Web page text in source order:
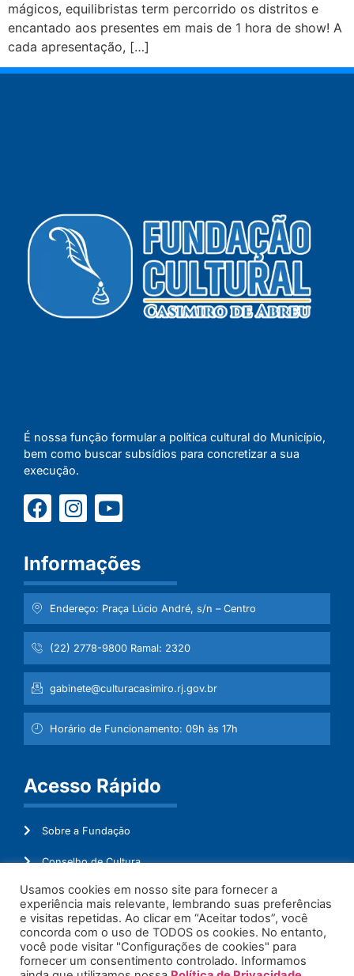
mágicos, equilibristas term percorrido os distritos e
encantado aos presentes em mais de 1 hora de show! A
cada apresentação, […]
É nossa função formular a política cultural do Município,
bem como buscar subsídios para concretizar a sua
execução.
Informações
Endereço: Praça Lúcio André, s/n – Centro
(22) 2778-9800 Ramal: 2320
gabinete@culturacasimiro.rj.gov.br
Horário de Funcionamento: 09h às 17h
Acesso Rápido
Sobre a Fundação
Conselho de Cultura
Mapeamento Cultural
Transparência
Ouvidoria
Usamos cookies em nosso site para fornecer a
experiência mais relevante, lembrando suas preferências
e visitas repetidas. Ao clicar em “Aceitar todos”, você
concorda com o uso de TODOS os cookies. No entanto,
você pode visitar "Configurações de cookies" para
fornecer um consentimento controlado. Informamos